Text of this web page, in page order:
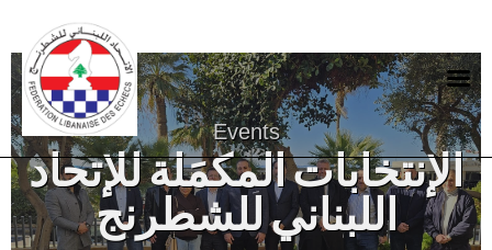
HOME
FEDERATION
NEWS
CONTACTS
Events
الإنتخابات المكمَلة للإتحاد
اللبناني للشطرنج